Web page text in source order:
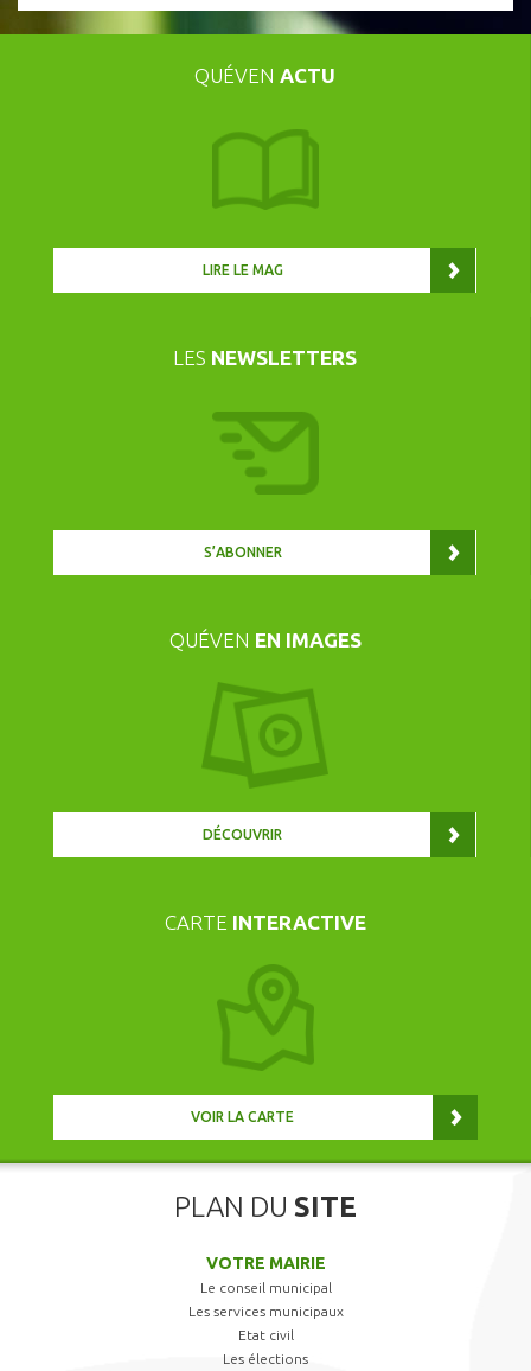
QUÉVEN ACTU
LIRE LE MAG
LES NEWSLETTERS
S’ABONNER
QUÉVEN EN IMAGES
DÉCOUVRIR
CARTE INTERACTIVE
VOIR LA CARTE
PLAN DU SITE
VOTRE MAIRIE
Le conseil municipal
Les services municipaux
Etat civil
Les élections